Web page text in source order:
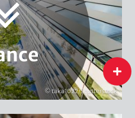
© taka1022/Shutterstock
im Finanzsektor
flip